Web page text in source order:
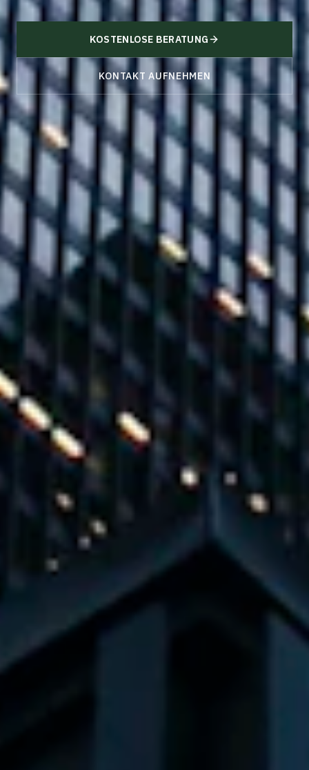
KOSTENLOSE BERATUNG
KONTAKT AUFNEHMEN